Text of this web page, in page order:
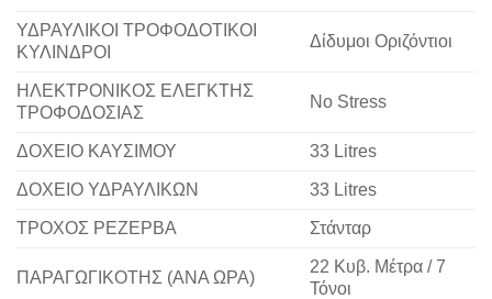
ΥΔΡΑΥΛΙΚΟΙ ΤΡΟΦΟΔΟΤΙΚΟΙ
ΚΥΛΙΝΔΡΟΙ
Δίδυμοι Οριζόντιοι
ΗΛΕΚΤΡΟΝΙΚΟΣ ΕΛΕΓΚΤΗΣ
ΤΡΟΦΟΔΟΣΙΑΣ
No Stress
ΔΟΧΕΙΟ ΚΑΥΣΙΜΟΥ 33 Litres
ΔΟΧΕΙΟ ΥΔΡΑΥΛΙΚΩΝ 33 Litres
ΤΡΟΧΟΣ ΡΕΖΕΡΒΑ Στάνταρ
ΠΑΡΑΓΩΓΙΚΟΤΗΣ (ΑΝΑ ΩΡΑ)
22 Κυβ. Μέτρα / 7
Τόνοι